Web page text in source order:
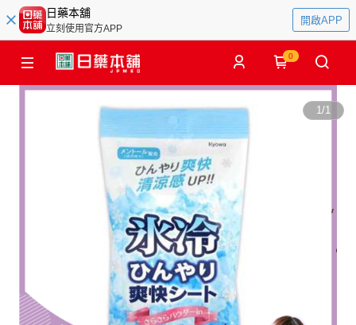
日藥本舖
立刻使用官方APP
開啟APP
0
1/1